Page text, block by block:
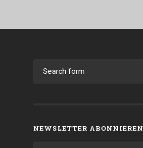
NEWSLETTER ABONNIEREN